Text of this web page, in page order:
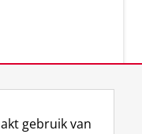
gebruik van